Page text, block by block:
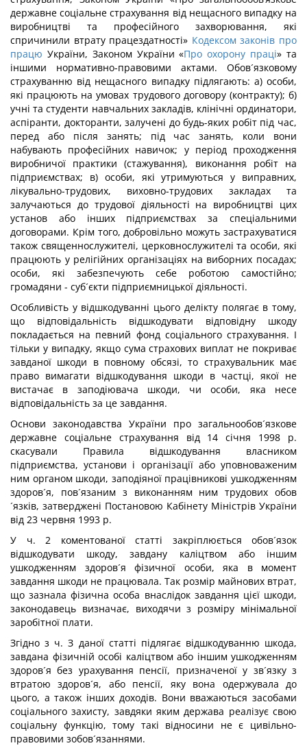
державне соціальне страхування від нещасного випадку на
виробництві та професійного захворювання, які
спричинили втрату працездатності» Кодексом законів про
працю України, Законом України «Про охорону праці» та
іншими нормативно-правовими актами. Обов´язковому
страхуванню від нещасного випадку підлягають: а) особи,
які працюють на умовах трудового договору (контракту); б)
учні та студенти навчальних закладів, клінічні ординатори,
аспіранти, докторанти, залучені до будь-яких робіт під час,
перед або після занять; під час занять, коли вони
набувають професійних навичок; у період проходження
виробничої практики (стажування), виконання робіт на
підприємствах; в) особи, які утримуються у виправних,
лікувально-трудових, виховно-трудових закладах та
залучаються до трудової діяльності на виробництві цих
установ або інших підприємствах за спеціальними
договорами. Крім того, добровільно можуть застрахуватися
також священнослужителі, церковнослужителі та особи, які
працюють у релігійних організаціях на виборних посадах;
особи, які забезпечують себе роботою самостійно;
громадяни - суб´єкти підприємницької діяльності.
Особливість у відшкодуванні цього делікту полягає в тому,
що відповідальність відшкодувати відповідну шкоду
покладається на певний фонд соціального страхування. І
тільки у випадку, якщо сума страхових виплат не покриває
завданої шкоди в повному обсязі, то страхувальник має
право вимагати відшкодування шкоди в частці, якої не
вистачає в заподіювача шкоди, чи особи, яка несе
відповідальність за це завдання.
Основи законодавства України про загальнообов´язкове
державне соціальне страхування від 14 січня 1998 р.
скасували Правила відшкодування власником
підприємства, установи і організації або уповноваженим
ним органом шкоди, заподіяної працівникові ушкодженням
здоров´я, пов´язаним з виконанням ним трудових обов
´язків, затверджені Постановою Кабінету Міністрів України
від 23 червня 1993 р.
У ч. 2 коментованої статті закріплюється обов´язок
відшкодувати шкоду, завдану каліцтвом або іншим
ушкодженням здоров´я фізичної особи, яка в момент
завдання шкоди не працювала. Так розмір майнових втрат,
що зазнала фізична особа внаслідок завдання цієї шкоди,
законодавець визначає, виходячи з розміру мінімальної
заробітної плати.
Згідно з ч. З даної статті підлягає відшкодуванню шкода,
завдана фізичній особі каліцтвом або іншим ушкодженням
здоров´я без урахування пенсії, призначеної у зв´язку з
втратою здоров´я, або пенсії, яку вона одержувала до
цього, а також інших доходів. Вони вважаються засобами
соціального захисту, завдяки яким держава реалізує свою
соціальну функцію, тому такі відносини не є цивільно-
правовими зобов´язаннями.